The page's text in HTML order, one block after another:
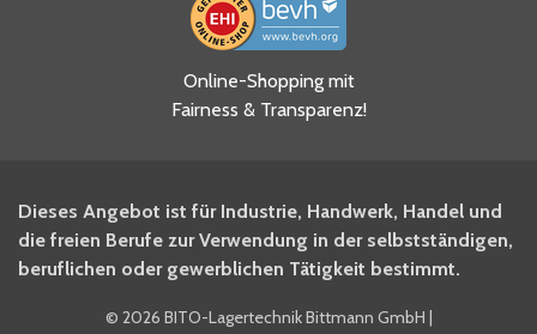
Ja, ich habe die
Datenschutzhinweise gelesen
und akzeptiere diese.
BITO Newsletter Fachwissen
Intralogistiker anmelden.
Ja, ich möchte mich für den
Online-Shopping mit
Fairness & Transparenz!
Dieses Angebot ist für Industrie, Handwerk, Handel und
die freien Berufe zur Verwendung in der selbstständigen,
beruflichen oder gewerblichen Tätigkeit bestimmt.
© 2026 BITO-Lagertechnik Bittmann GmbH |